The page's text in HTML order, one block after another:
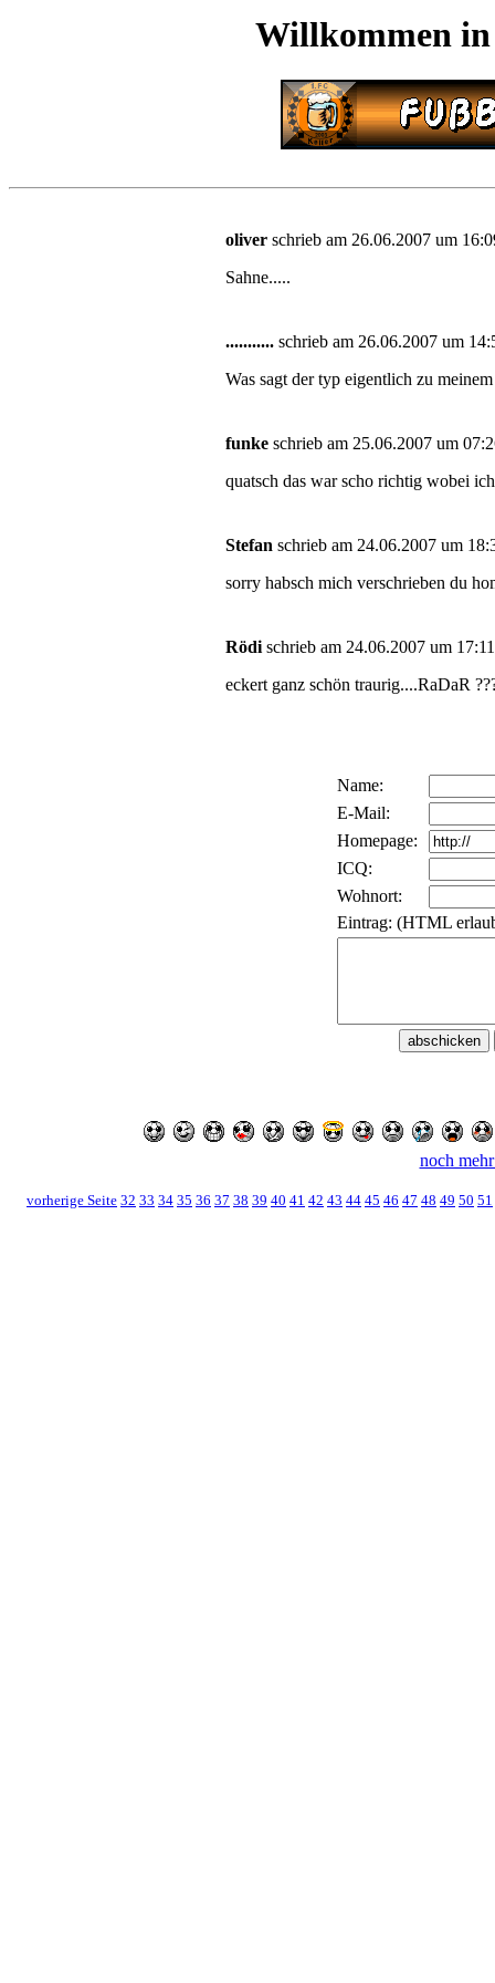
Willkommen
oliver schrieb am 26.06.2007 um
Sahne.....
........... schrieb am 26.06.2007 um
Was sagt der typ eigentlich zu
funke schrieb am 25.06.2007 um
quatsch das war scho richtig wobei
Stefan schrieb am 24.06.2007 um
sorry habsch mich verschrieben du
Rödischrieb am 24.06.2007 um
eckert ganz schön traurig....RaDaR
Name:
E-Mail:
Homepage:
ICQ:
Wohnort:
Eintrag: (HTML
noch
vorherige Seite 32 33 34 35 36 37 38 39 40 41 42 43 44 45 46 47 48 49 50 51